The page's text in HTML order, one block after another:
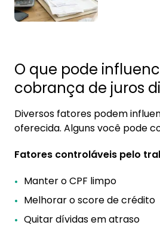
O que pode
cobrança de juros
Diversos fatores podem
oferecida. Alguns você pode
Fatores controláveis pelo
Manter o CPF limpo
Melhorar o score de crédito
Quitar dívidas em atraso